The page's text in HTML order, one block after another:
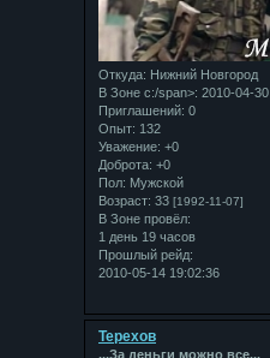
Откуда: Нижний Новгород
В Зоне с:/span>: 2010-04-30
Приглашений: 0
Опыт: 132
Уважение: +0
Доброта: +0
Пол: Мужской
Возраст: 33 [1992-11-07]
В Зоне провёл:
1 день 19 часов
Прошлый рейд:
2010-05-14 19:02:36
Терехов
...За деньги можно все...